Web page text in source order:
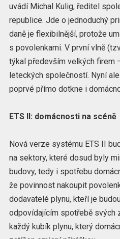
uvádí Michal Kulig, ředitel
republice. Jde o jednoduchý
daně je flexibilnější, protože
s povolenkami. V první vlně
týkal především velkých firem
leteckých společností. Nyní
poprvé přímo dotkne i
ETS II: domácnosti na scéně
Nová verze systému ETS II
na sektory, které dosud byly
budovy, tedy i spotřebu
že povinnost nakoupit
dodavatelé plynu, kteří je
odpovídajícím spotřebě svých
každý kubík plynu, který